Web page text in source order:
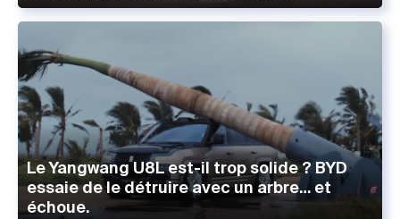
Le Yangwang U8L est-il trop solide ? BYD
essaie de le détruire avec un arbre… et
échoue.